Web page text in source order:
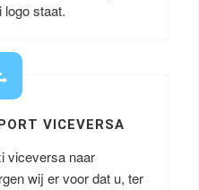
logo staat.
VICEVERSA
viceversa naar
wij er voor dat u, ter